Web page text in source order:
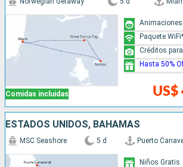
Comidas incluidas US$
Paquete
Créditos
Hasta 50%
ESTADOS UNIDOS, BAHAMAS
MSC Seashore 5 d Puerto
Niños Gratis